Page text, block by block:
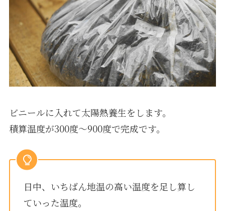
ビニールに入れて太陽熱養生をします。
積算温度が300度～900度で完成です。
日中、いちばん地温の高い温度を足し算し
ていった温度。